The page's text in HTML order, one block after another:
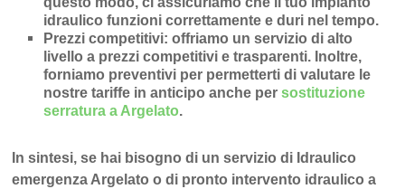
idraulico funzioni correttamente e duri nel tempo.
Prezzi competitivi: offriamo unservizio di alto
livello a prezzi competitivi e trasparenti. Inoltre,
forniamo preventivi per permetterti di valutare le
nostre tariffe in anticipo anche persostituzione
serratura a Argelato.
In sintesi, se hai bisogno di un servizio di Idraulico
emergenza Argelato o di pronto intervento idraulico a